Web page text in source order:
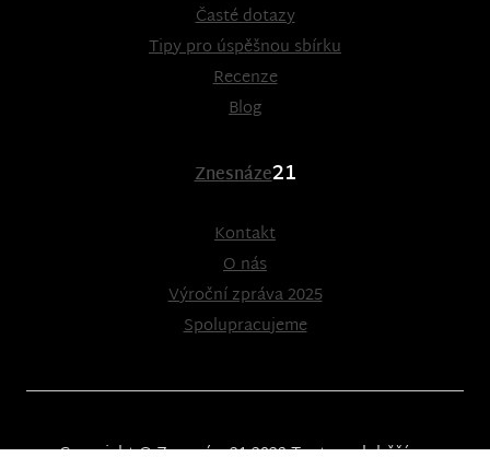
Časté dotazy
Tipy pro úspěšnou sbírku
Recenze
Blog
Znesnáze21
Kontakt
O nás
Výroční zpráva 2025
Spolupracujeme